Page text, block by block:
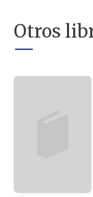
Otros